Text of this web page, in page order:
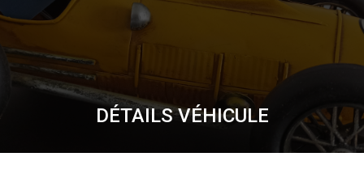
DÉTAILS VÉHICULE